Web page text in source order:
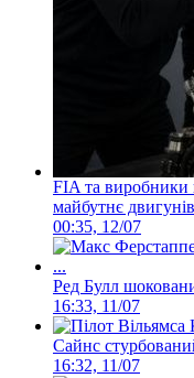
FIA та виробники
майбутнє двигунів
00:35, 12/07
Ред Булл
16:33, 11/07
Сайнс
16:32, 11/07